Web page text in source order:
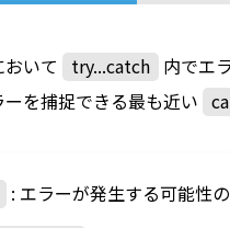
いて try...catch 内でエ
を捕捉できる最も近い
: エラーが発生する可能性